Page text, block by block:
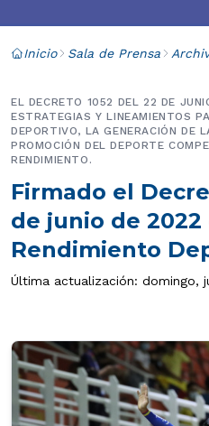
Inicio Sala de Prensa
Firmado el
de junio de 2022
Rendimiento
EL DECRETO 1052 DEL 22 DE
ESTRATEGIAS Y LINEAMIENTOS
DEPORTIVO, LA GENERACIÓN DE
PROMOCIÓN DEL DEPORTE
RENDIMIENTO.
Última actualización: domingo,